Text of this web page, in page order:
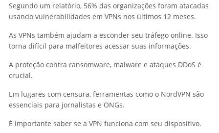
Segundo um relatório, 56% das organizações foram atacadas
usando vulnerabilidades em VPNs nos últimos 12 meses.
As VPNs também ajudam a esconder seu tráfego online. Isso
torna difícil para malfeitores acessar suas informações.
A proteção contra ransomware, malware e ataques DDoS é
crucial.
Em lugares com censura, ferramentas como o NordVPN são
essenciais para jornalistas e ONGs.
É importante saber se a VPN funciona com seu dispositivo.